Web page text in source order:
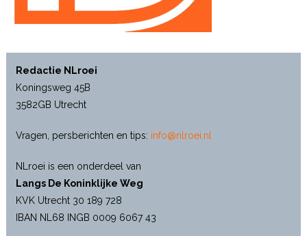
Redactie NLroei
Koningsweg 45B
3582GB Utrecht
Vragen, persberichten en tips: info@nlroei.nl
NLroei is een onderdeel van
Langs De Koninklijke Weg
KVK Utrecht 30 189 728
IBAN NL68 INGB 0009 6067 43